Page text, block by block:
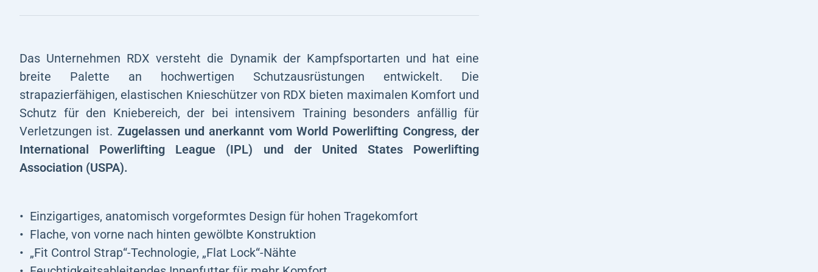
Das Unternehmen RDX versteht die Dynamik der Kampfsportarten und hat eine
breite Palette an hochwertigen Schutzausrüstungen entwickelt. Die
strapazierfähigen, elastischen Knieschützer von RDX bieten maximalen Komfort und
Schutz für den Kniebereich, der bei intensivem Training besonders anfällig für
Verletzungen ist. Zugelassen und anerkannt vom World Powerlifting Congress, der
International Powerlifting League (IPL) und der United States Powerlifting
Association (USPA).
Einzigartiges, anatomisch vorgeformtes Design für hohen Tragekomfort
Flache, von vorne nach hinten gewölbte Konstruktion
„Fit Control Strap“-Technologie, „Flat Lock“-Nähte